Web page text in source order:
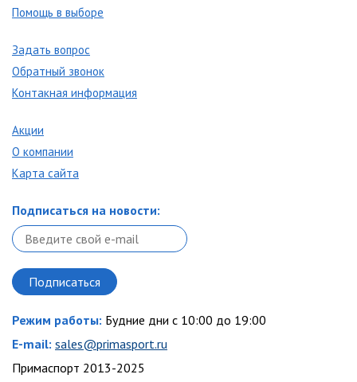
Помощь в выборе
Задать вопрос
Обратный звонок
Контакная информация
Акции
О компании
Карта сайта
Подписаться на новости:
Режим работы: Будние дни с 10:00 до 19:00
E-mail: sales@primasport.ru
Примаспорт 2013-2025